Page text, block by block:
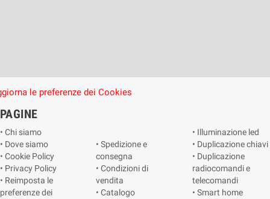
le preferenze dei Cookies
PAGINE
• Chi siamo
• Dove siamo
• Cookie Policy
• Privacy Policy
• Reimposta le
preferenze dei
• Spedizione e
consegna
• Condizioni di
vendita
• Catalogo
• Illuminazione led
• Duplicazione chiavi
• Duplicazione
radiocomandi e
telecomandi
• Smart home